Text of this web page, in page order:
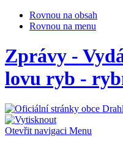
Rovnou na obsah
Rovnou na menu
Zprávy -
lovu ryb -
Otevřit navigaci Menu